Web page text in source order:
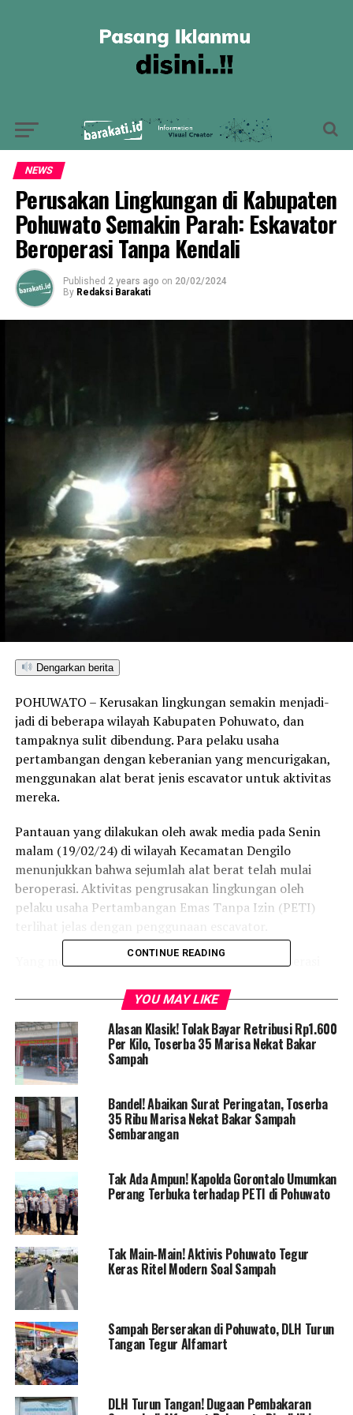
NEWS
Perusakan Lingkungan di Kabupaten
Pohuwato Semakin Parah: Eskavator
Beroperasi Tanpa Kendali
Published 2 years ago on 20/02/2024
By Redaksi Barakati
Dengarkan berita
POHUWATO – Kerusakan lingkungan semakin menjadi-
jadi di beberapa wilayah Kabupaten Pohuwato, dan
tampaknya sulit dibendung. Para pelaku usaha
pertambangan dengan keberanian yang mencurigakan,
menggunakan alat berat jenis escavator untuk aktivitas
mereka.
Pantauan yang dilakukan oleh awak media pada Senin
malam (19/02/24) di wilayah Kecamatan Dengilo
menunjukkan bahwa sejumlah alat berat telah mulai
beroperasi. Aktivitas pengrusakan lingkungan oleh
pelaku usaha Pertambangan Emas Tanpa Izin (PETI)
Yang memprihatinkan, escavator tersebut beroperasi
Penegak Hukum (APH). Ketika hal ini dilaporkan kepada
Kapolres Pohuwato AKBP Winarno, respon yang
diberikan pun sangat positif.
“Terima kasih atas informasinya, pak,” ujar Kapolres
Pohuwato AKBP Winarno melalui pesan singkat
WhatsApp.
Kerusakan lingkungan sebelumnya telah menjadi
sorotan aktifis lingkungan seperti Harson Ali dari
Lembaga Aliansi Indonesia (LAI). Dia menyatakan
kekecewaannya atas situasi tersebut, dengan menyoroti
kerusakan yang terjadi di wilayah Kabupaten Pohuwato.
“Saat tim kami turun ke lapangan, jelas terlihat
kerusakan lingkungan yang memprihatinkan di
beberapa wilayah,” ujar Harson, Kamis (24/01/24),
beberapa waktu lalu.
Meskipun di beberapa wilayah seperti Desa Balayo, tim
gabungan Dinas Lingkungan Hidup (DLH) dan Kesatuan
Pengelolaan Hutan (KPH) tidak menemukan aktivitas
alat berat, namun bukti kerusakan lingkungan tetap
CONTINUE READING
YOU MAY LIKE
Alasan Klasik! Tolak Bayar Retribusi Rp1.600
Per Kilo, Toserba 35 Marisa Nekat Bakar
Sampah
Bandel! Abaikan Surat Peringatan, Toserba
35 Ribu Marisa Nekat Bakar Sampah
Sembarangan
Tak Ada Ampun! Kapolda Gorontalo Umumkan
Perang Terbuka terhadap PETI di Pohuwato
Tak Main-Main! Aktivis Pohuwato Tegur
Keras Ritel Modern Soal Sampah
Sampah Berserakan di Pohuwato, DLH Turun
Tangan Tegur Alfamart
DLH Turun Tangan! Dugaan Pembakaran